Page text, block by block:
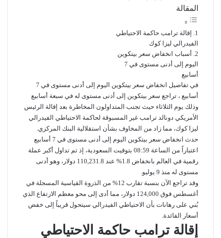
المقالة
إقالة ترامب حاكمة الاحتياطي
الفيدرالي ليزا كوك
أسباب انخفاض سعر بيتكوين
اليوم إلى أدنى مستوى في 7
أسابيع
في تفاصيل انخفاض سعر بيتكوين اليوم إلى أدنى مستوى في 7
أسابيع ، تراجع سعر بيتكوين إلى أدنى مستوى له في سبعة أسابيع
وذلك يوم الثلاثاء حيث تجنب المتداولون المخاطرة بعد إقالة الرئيس
الأمريكي دونالد ترامب غير المسبوقة لحاكمة الاحتياطي الفيدرالي
ليزا كوك، مما زاد من المخاوف بشأن استقلالية البنك المركزي.
حدث انخفاض سعر بيتكوين اليوم إلى أدنى مستوى في 7 أسابيع
اعتباراً من الساعة 08:59 بتوقيت السعودية، إذ تم تداول أكبر عملة
رقمية في العالم بانخفاض 1.8% عند 110,231.8 دولار، وهو أدنى
مستوى له منذ 9 يوليو.
وقد تراجع الآن بنسبة تقارب 12% من الذروة القياسية المسجلة في
أغسطس فوق 124,000 دولار، مما أدى إلى محو معظم الارتفاع الذي
بُني على رهانات بأن الاحتياطي الفيدرالي سيتحول قريباً إلى خفض
أسعار الفائدة.
إقالة ترامب حاكمة الاحتياطي